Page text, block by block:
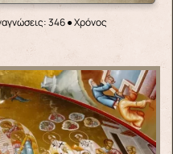
346● Χρόνος